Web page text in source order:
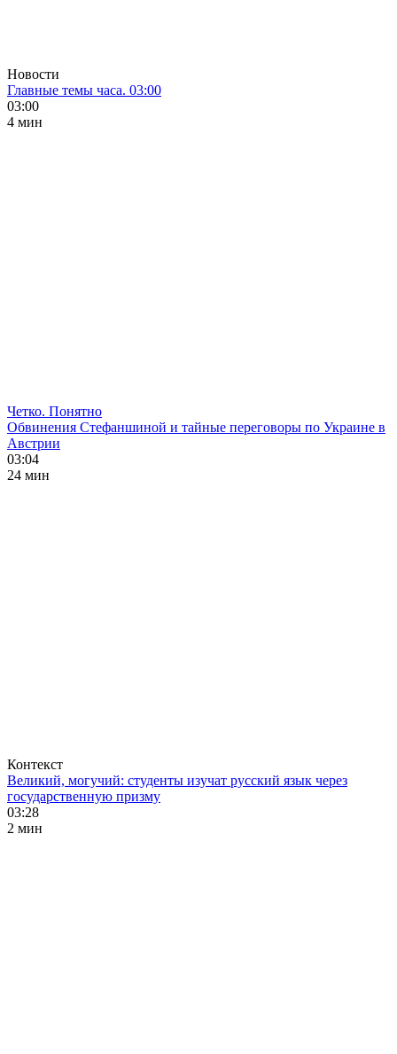
Новости
Главные темы часа. 03:00
03:00
4 мин
Четко. Понятно
Обвинения Стефаншиной и тайные переговоры по Украине в
Австрии
03:04
24 мин
Контекст
Великий, могучий: студенты изучат русский язык через
государственную призму
03:28
2 мин